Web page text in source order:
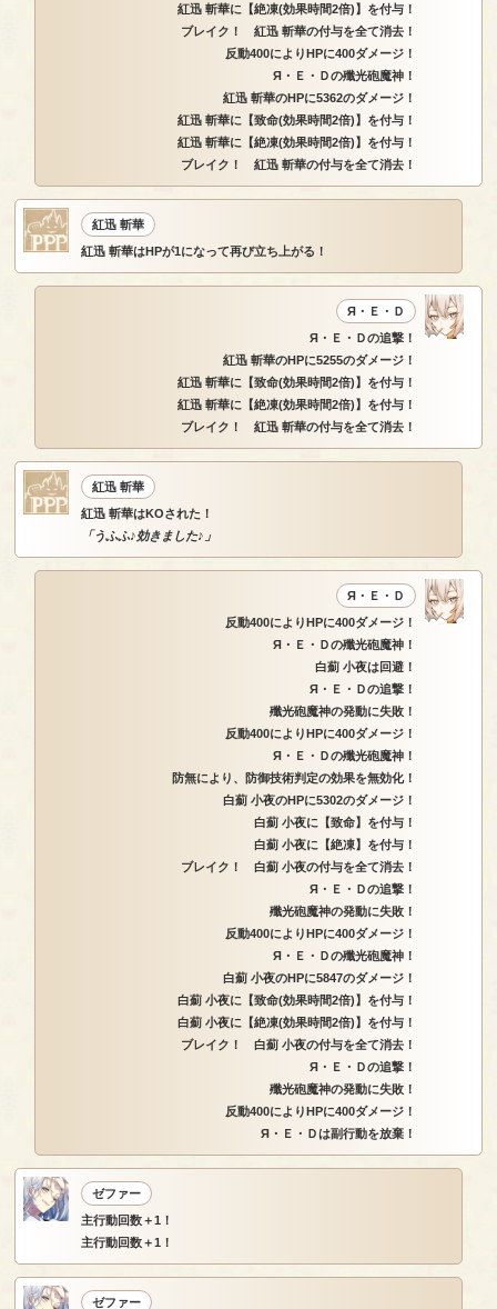
紅迅 斬華に【絶凍(効果時間2倍)】を付与！
ブレイク！ 紅迅 斬華の付与を全て消去！
反動400によりHPに400ダメージ！
Я・Ｅ・Ｄの殲光砲魔神！
紅迅 斬華のHPに5362のダメージ！
紅迅 斬華に【致命(効果時間2倍)】を付与！
紅迅 斬華に【絶凍(効果時間2倍)】を付与！
ブレイク！ 紅迅 斬華の付与を全て消去！
紅迅 斬華
紅迅 斬華はHPが1になって再び立ち上がる！
Я・Ｅ・Ｄ
Я・Ｅ・Ｄの追撃！
紅迅 斬華のHPに5255のダメージ！
紅迅 斬華に【致命(効果時間2倍)】を付与！
紅迅 斬華に【絶凍(効果時間2倍)】を付与！
ブレイク！ 紅迅 斬華の付与を全て消去！
紅迅 斬華
紅迅 斬華はKOされた！
「うふふ♪効きました♪」
Я・Ｅ・Ｄ
反動400によりHPに400ダメージ！
Я・Ｅ・Ｄの殲光砲魔神！
白薊 小夜は回避！
Я・Ｅ・Ｄの追撃！
殲光砲魔神の発動に失敗！
反動400によりHPに400ダメージ！
Я・Ｅ・Ｄの殲光砲魔神！
防無により、防御技術判定の効果を無効化！
白薊 小夜のHPに5302のダメージ！
白薊 小夜に【致命】を付与！
白薊 小夜に【絶凍】を付与！
ブレイク！ 白薊 小夜の付与を全て消去！
Я・Ｅ・Ｄの追撃！
殲光砲魔神の発動に失敗！
反動400によりHPに400ダメージ！
Я・Ｅ・Ｄの殲光砲魔神！
白薊 小夜のHPに5847のダメージ！
白薊 小夜に【致命(効果時間2倍)】を付与！
白薊 小夜に【絶凍(効果時間2倍)】を付与！
ブレイク！ 白薊 小夜の付与を全て消去！
Я・Ｅ・Ｄの追撃！
殲光砲魔神の発動に失敗！
反動400によりHPに400ダメージ！
Я・Ｅ・Ｄは副行動を放棄！
ゼファー
主行動回数＋1！
主行動回数＋1！
ゼファー